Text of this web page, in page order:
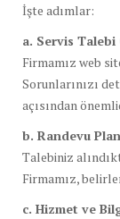
İşte adımlar:
a. Servis Talebi
Firmamız web
Sorunlarınızı
açısından
b. Randevu
Talebiniz
Firmamız,
c. Hizmet ve